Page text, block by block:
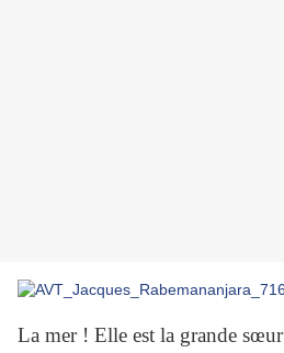
La mer ! Elle est la grande sœur